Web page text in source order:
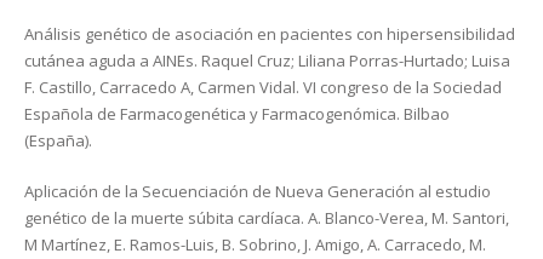
Análisis genético de asociación en pacientes con hipersensibilidad
cutánea aguda a AINEs. Raquel Cruz; Liliana Porras-Hurtado; Luisa
F. Castillo, Carracedo A, Carmen Vidal. VI congreso de la Sociedad
Española de Farmacogenética y Farmacogenómica. Bilbao
(España).
Aplicación de la Secuenciación de Nueva Generación al estudio
genético de la muerte súbita cardíaca. A. Blanco-Verea, M. Santori,
M Martínez, E. Ramos-Luis, B. Sobrino, J. Amigo, A. Carracedo, M.